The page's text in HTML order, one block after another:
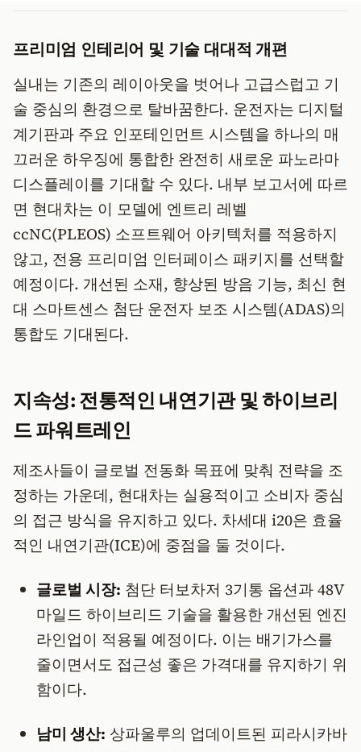
프리미엄 인테리어 및 기술 대대적 개편
실내는 기존의 레이아웃을 벗어나 고급스럽고 기
술 중심의 환경으로 탈바꿈한다. 운전자는 디지털
계기판과 주요 인포테인먼트 시스템을 하나의 매
끄러운 하우징에 통합한 완전히 새로운 파노라마
디스플레이를 기대할 수 있다. 내부 보고서에 따르
면 현대차는 이 모델에 엔트리 레벨
ccNC(PLEOS) 소프트웨어 아키텍처를 적용하지
않고, 전용 프리미엄 인터페이스 패키지를 선택할
예정이다. 개선된 소재, 향상된 방음 기능, 최신 현
대 스마트센스 첨단 운전자 보조 시스템(ADAS)의
통합도 기대된다.
지속성: 전통적인 내연기관 및 하이브리
드 파워트레인
제조사들이 글로벌 전동화 목표에 맞춰 전략을 조
정하는 가운데, 현대차는 실용적이고 소비자 중심
의 접근 방식을 유지하고 있다. 차세대 i20은 효율
적인 내연기관(ICE)에 중점을 둘 것이다.
글로벌 시장: 첨단 터보차저 3기통 옵션과 48V
마일드 하이브리드 기술을 활용한 개선된 엔진
라인업이 적용될 예정이다. 이는 배기가스를
줄이면서도 접근성 좋은 가격대를 유지하기 위
함이다.
남미 생산: 상파울루의 업데이트된 피라시카바